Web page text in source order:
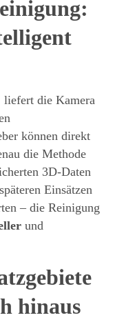
liefert die Kamera
können direkt
die Methode
3D-Daten
Einsätzen
– die Reinigung
und
hinaus